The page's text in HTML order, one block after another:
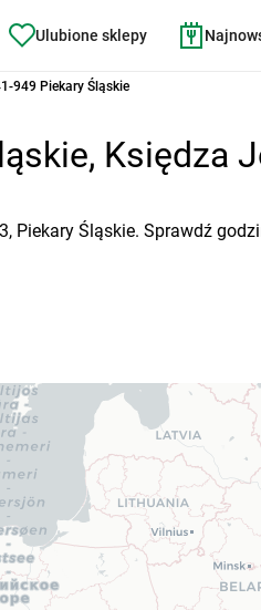
Ulubione sklepy
949 Piekary Śląskie
Księdza
Piekary Śląskie. Sprawdź